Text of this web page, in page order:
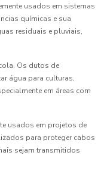
usados em sistemas
químicas e sua
residuais e pluviais,
Os dutos de
água para culturas,
em áreas com
usados em projetos de
para proteger cabos
sejam transmitidos